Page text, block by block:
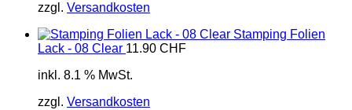
zzgl. Versandkosten
Stamping Folien
Lack - 08 Clear 11.90 CHF
inkl. 8.1 % MwSt.
zzgl. Versandkosten